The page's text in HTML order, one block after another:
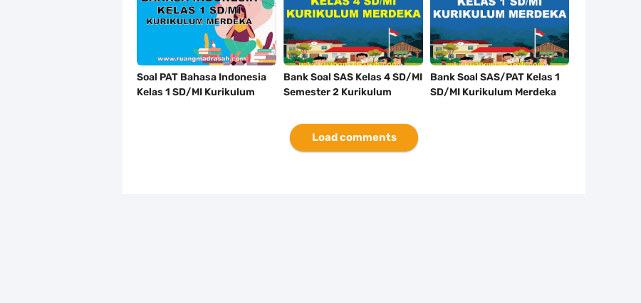
Soal PAT Bahasa Indonesia
Kelas 1 SD/MI Kurikulum
Bank Soal SAS Kelas 4 SD/MI
Semester 2 Kurikulum
Bank Soal SAS/PAT Kelas 1
SD/MI Kurikulum Merdeka
Load comments